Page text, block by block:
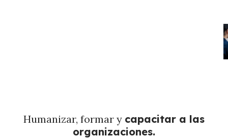
Humanizar, formar y capacitar a las
organizaciones.